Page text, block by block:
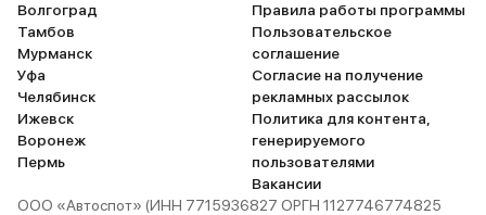
Волгоград
Тамбов
Мурманск
Уфа
Челябинск
Ижевск
Воронеж
Пермь
Правила работы программы
Пользовательское
соглашение
Согласие на получение
рекламных рассылок
Политика для контента,
генерируемого
пользователями
Вакансии
ООО «Автоспот» (ИНН 7715936827 ОРГН 1127746774825